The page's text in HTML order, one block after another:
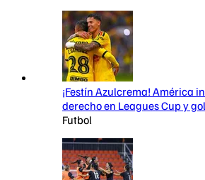
¡Festín Azulcrema! América
derecho en Leagues Cup y
Futbol